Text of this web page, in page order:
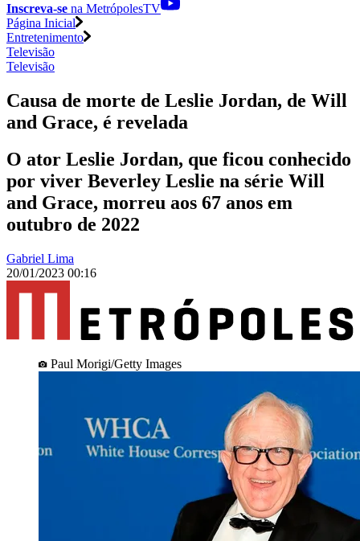
Inscreva-se na MetrópolesTV
Página Inicial
Entretenimento
Televisão
Televisão
Causa de morte de Leslie Jordan, de Will
and Grace, é revelada
O ator Leslie Jordan, que ficou conhecido
por viver Beverley Leslie na série Will
and Grace, morreu aos 67 anos em
outubro de 2022
Gabriel Lima
20/01/2023 00:16
Paul Morigi/Getty Images